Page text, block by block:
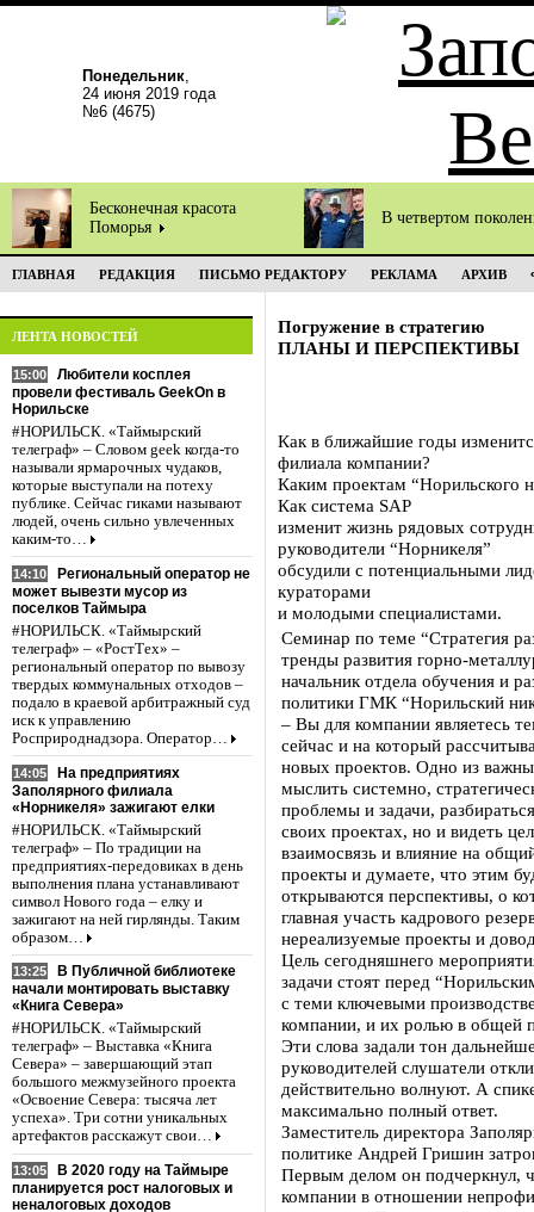
Понедельник,
24 июня 2019 года
№6 (4675)
Бесконечная красота
Поморья
В четвертом
ГЛАВНАЯ РЕДАКЦИЯ ПИСЬМО РЕДАКТОРУ РЕКЛАМА АРХИВ
ЛЕНТА НОВОСТЕЙ
15:00
Любители косплея
провели фестиваль GeekOn в
Норильске
#НОРИЛЬСК. «Таймырский
телеграф» – Словом geek когда-то
называли ярмарочных чудаков,
которые выступали на потеху
публике. Сейчас гиками называют
людей, очень сильно увлеченных
каким-то…
14:10
Региональный оператор не
может вывезти мусор из
поселков Таймыра
#НОРИЛЬСК. «Таймырский
телеграф» – «РостТех» –
региональный оператор по вывозу
твердых коммунальных отходов –
подало в краевой арбитражный суд
иск к управлению
Росприроднадзора. Оператор…
14:05
На предприятиях
Заполярного филиала
«Норникеля» зажигают елки
#НОРИЛЬСК. «Таймырский
телеграф» – По традиции на
предприятиях-передовиках в день
выполнения плана устанавливают
символ Нового года – елку и
зажигают на ней гирлянды. Таким
образом…
13:25
В Публичной библиотеке
начали монтировать выставку
«Книга Севера»
#НОРИЛЬСК. «Таймырский
телеграф» – Выставка «Книга
Севера» – завершающий этап
большого межмузейного проекта
«Освоение Севера: тысяча лет
успеха». Три сотни уникальных
артефактов расскажут свои…
13:05
В 2020 году на Таймыре
планируется рост налоговых и
неналоговых доходов
Погружение в стратегию
ПЛАНЫ И ПЕРСПЕКТИВЫ
Как в ближайшие годы
филиала компании?
Каким проектам “Норильского
Как система SAP
изменит жизнь рядовых
руководители “Норникеля”
обсудили с потенциальными
кураторами
и молодыми специалистами.
Семинар по теме “Стратегия
тренды развития горно-
начальник отдела обучения и
политики ГМК “Норильский
– Вы для компании являетесь
сейчас и на который
новых проектов. Одно из
мыслить системно,
проблемы и задачи,
своих проектах, но и видеть
взаимосвязь и влияние на
проекты и думаете, что этим
открываются перспективы, о
главная участь кадрового
нереализуемые проекты и
Цель сегодняшнего
задачи стоят перед
с теми ключевыми
компании, и их ролью в общей
Эти слова задали тон
руководителей слушатели
действительно волнуют. А
максимально полный ответ.
Заместитель директора
политике Андрей Гришин
Первым делом он подчеркнул,
компании в отношении